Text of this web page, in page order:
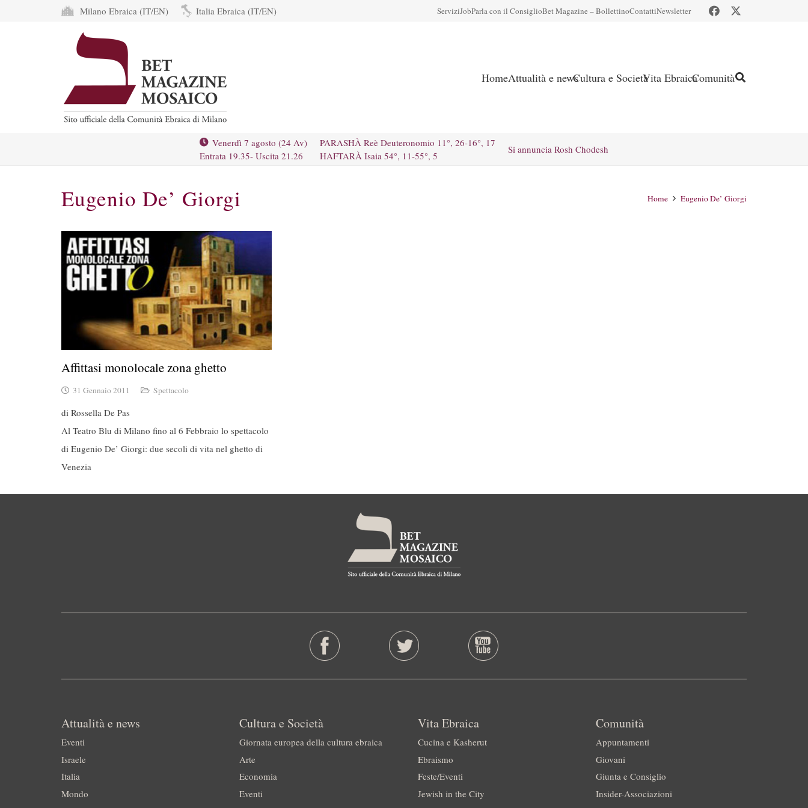
Milano Ebraica (IT/EN) Italia Ebraica (IT/EN) ServiziJobParla con il ConsiglioBet Magazine – BollettinoContattiNewsletter
HomeAttualità e newsCultura e SocietàVita EbraicaComunità
Venerdì 7 agosto (24 Av)
Entrata 19.35- Uscita 21.26
PARASHÀ Reè Deuteronomio 11°, 26-16°, 17
HAFTARÀ Isaia 54°, 11-55°, 5
Si annuncia Rosh Chodesh
Eugenio De’ Giorgi Home Eugenio De’ Giorgi
Affittasi monolocale zona ghetto
31 Gennaio 2011 Spettacolo
di Rossella De Pas
Al Teatro Blu di Milano fino al 6 Febbraio lo spettacolo
di Eugenio De’ Giorgi: due secoli di vita nel ghetto di
Venezia
Attualità e news
Eventi
Israele
Italia
Mondo
Cultura e Società
Giornata europea della cultura ebraica
Arte
Economia
Eventi
Vita Ebraica
Cucina e Kasherut
Ebraismo
Feste/Eventi
Jewish in the City
Comunità
Appuntamenti
Giovani
Giunta e Consiglio
Insider-Associazioni